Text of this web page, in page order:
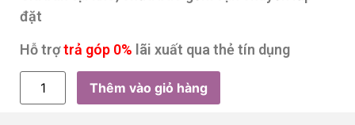
đặt
Hỗ trợtrả góp 0% lãi xuất qua thẻ tín dụng
Thêm vào giỏ hàng